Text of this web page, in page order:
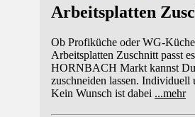
Arbeitsplatten
Ob Profiküche oder WG-
Arbeitsplatten Zuschnitt passt
HORNBACH Markt kannst
zuschneiden lassen. Individuell
Kein Wunsch ist dabei ...mehr